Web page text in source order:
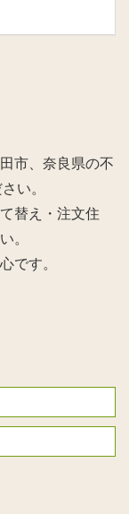
市、奈良県の不
い。
替え・注文住
。
です。